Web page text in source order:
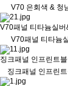
V70 은회색 & 청
V70패널 티타늄실
V70패널 티타늄실
징크패널 인프린트
징크패널 인프린트